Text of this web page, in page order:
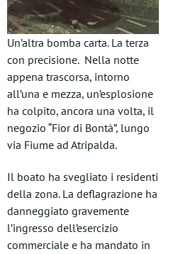
Un’altra bomba carta. La terza
con precisione. Nella notte
appena trascorsa, intorno
all’una e mezza, un’esplosione
ha colpito, ancora una volta, il
negozio “Fior di Bontà”, lungo
via Fiume ad Atripalda.
Il boato ha svegliato i residenti
della zona. La deflagrazione ha
danneggiato gravemente
l’ingresso dell’esercizio
commerciale e ha mandato in